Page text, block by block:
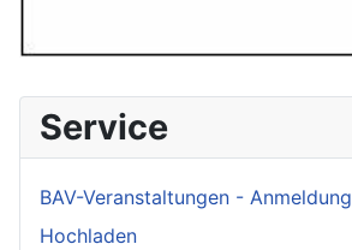
Service
BAV-Veranstaltungen - Anmeldung
Hochladen